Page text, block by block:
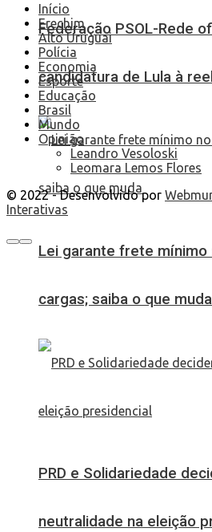
Federação PSOL-Rede
candidatura de Lula à
Lei garante frete
cargas; saiba o que muda
PRD e Solidariedade
neutralidade na eleição
Início
Erechim
Alto Uruguai
Polícia
Economia
Esporte
Educação
Brasil
Mundo
Opinião
Leandro Vesoloski
Leomara Lemos Flores
© 2022 - Desenvolvido por
Interativas